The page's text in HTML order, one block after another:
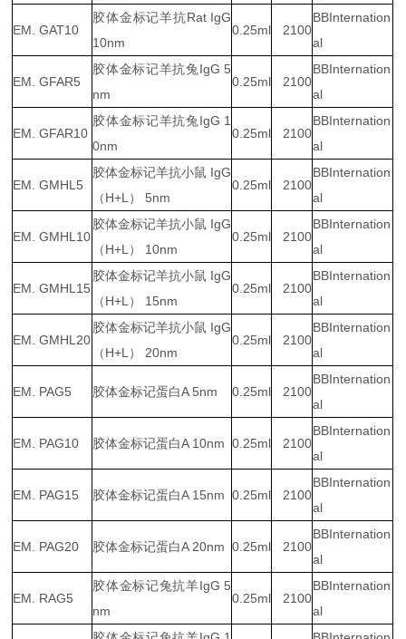
EM. GAT10
胶体金标记羊抗Rat IgG
10nm
0.25ml 2100
BBInternation
al
EM. GFAR5
胶体金标记羊抗兔IgG 5
nm
0.25ml 2100
BBInternation
al
EM. GFAR10
胶体金标记羊抗兔IgG 1
0nm
0.25ml 2100
BBInternation
al
EM. GMHL5
胶体金标记羊抗小鼠 IgG
（H+L） 5nm
0.25ml 2100
BBInternation
al
EM. GMHL10
胶体金标记羊抗小鼠 IgG
（H+L） 10nm
0.25ml 2100
BBInternation
al
EM. GMHL15
胶体金标记羊抗小鼠 IgG
（H+L） 15nm
0.25ml 2100
BBInternation
al
EM. GMHL20
胶体金标记羊抗小鼠 IgG
（H+L） 20nm
0.25ml 2100
BBInternation
al
EM. PAG5 胶体金标记蛋白A 5nm 0.25ml 2100
BBInternation
al
EM. PAG10 胶体金标记蛋白A 10nm 0.25ml 2100
BBInternation
al
EM. PAG15 胶体金标记蛋白A 15nm 0.25ml 2100
BBInternation
al
EM. PAG20 胶体金标记蛋白A 20nm 0.25ml 2100
BBInternation
al
EM. RAG5
胶体金标记兔抗羊IgG 5
nm
0.25ml 2100
BBInternation
al